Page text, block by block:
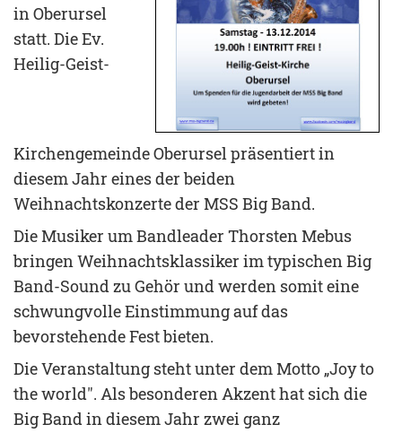
in Oberursel
statt. Die Ev.
Heilig-Geist-
Kirchengemeinde Oberursel präsentiert in
diesem Jahr eines der beiden
Weihnachtskonzerte der MSS Big Band.
Die Musiker um Bandleader Thorsten Mebus
bringen Weihnachtsklassiker im typischen Big
Band-Sound zu Gehör und werden somit eine
schwungvolle Einstimmung auf das
bevorstehende Fest bieten.
Die Veranstaltung steht unter dem Motto „Joy to
the world". Als besonderen Akzent hat sich die
Big Band in diesem Jahr zwei ganz